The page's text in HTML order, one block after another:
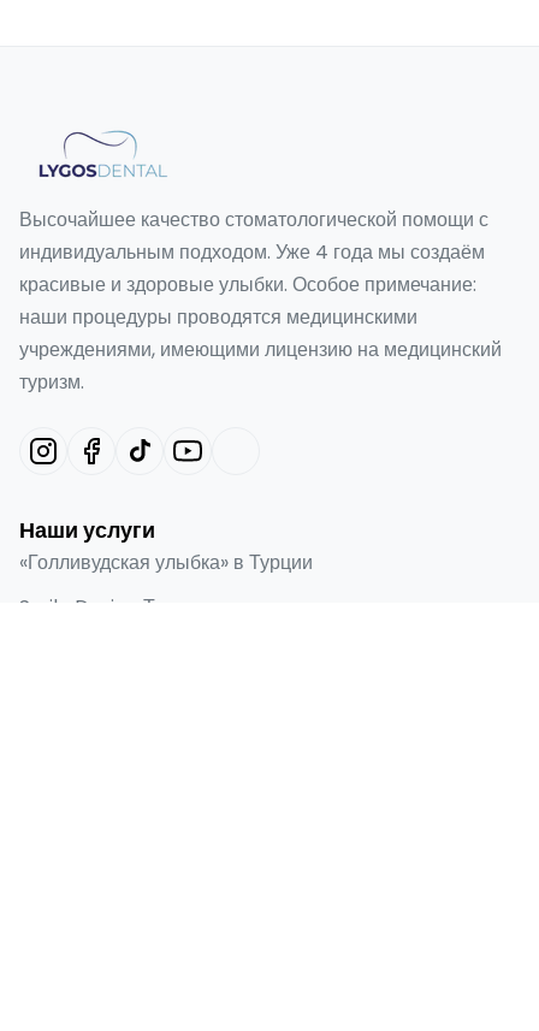
Высочайшее качество стоматологической помощи с
индивидуальным подходом. Уже 4 года мы создаём
красивые и здоровые улыбки. Особое примечание:
наши процедуры проводятся медицинскими
учреждениями, имеющими лицензию на медицинский
туризм.
Наши услуги
«Голливудская улыбка» в Турции
Smile Design Турция